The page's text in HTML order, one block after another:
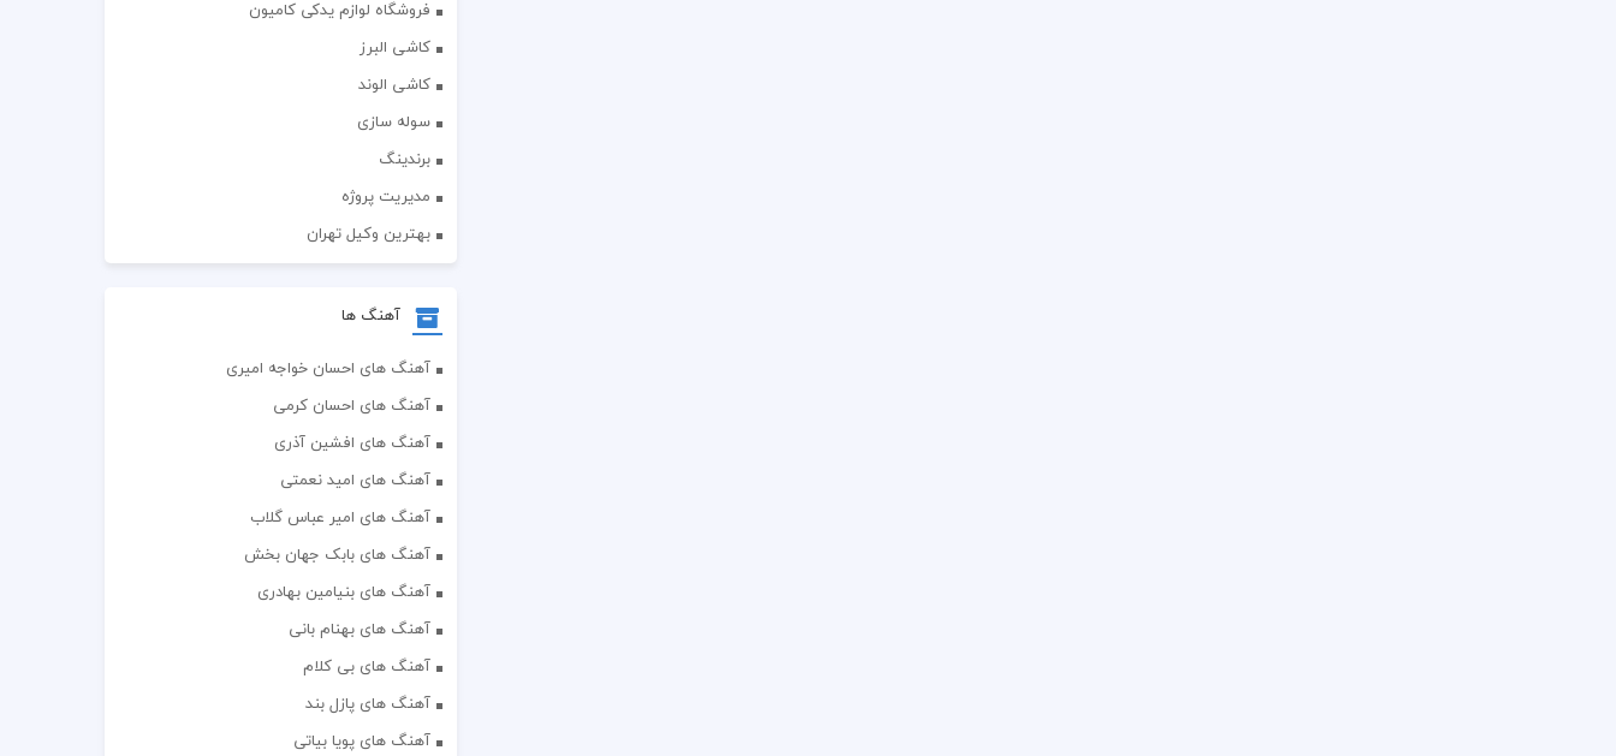
فروشگاه لوازم یدکی کامیون
کاشی البرز
کاشی الوند
سوله سازی
برندینگ
مدیریت پروژه
بهترین وکیل تهران
آهنگ ها
آهنگ های احسان خواجه امیری
آهنگ های احسان کرمی
آهنگ های افشین آذری
آهنگ های امید نعمتی
آهنگ های امیر عباس گلاب
آهنگ های بابک جهان بخش
آهنگ های بنیامین بهادری
آهنگ های بهنام بانی
آهنگ های بی کلام
آهنگ های پازل بند
آهنگ های پویا بیاتی